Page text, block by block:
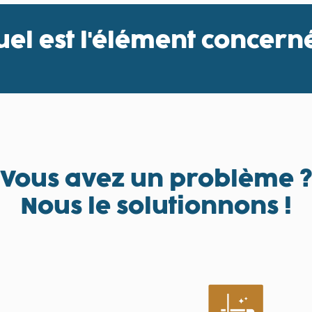
est l'élément
Vous avez un problème ?
Nous le solutionnons !